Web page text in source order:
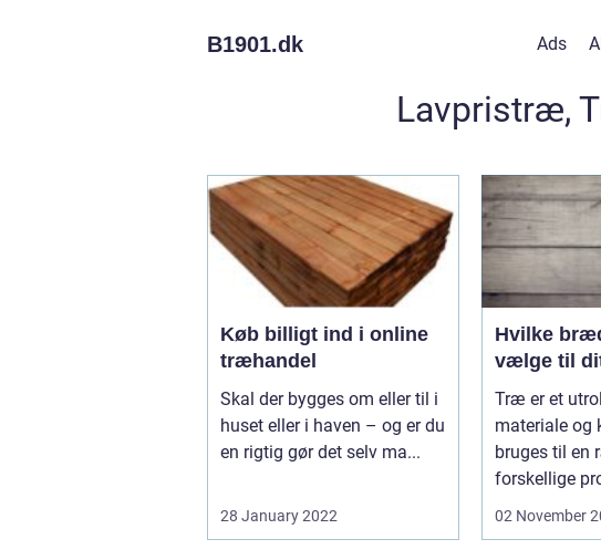
B1901.dk Ads
Lavpristræ,
Køb billigt ind i online
træhandel
Skal der bygges om eller til i
huset eller i haven – og er du
en rigtig gør det selv ma...
28 January 2022
Hvilke
vælge til
Træ er et
materiale og
bruges til en
forskellige
02 November